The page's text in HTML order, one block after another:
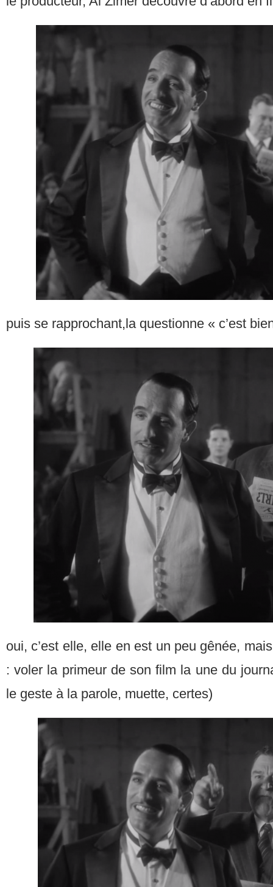
puis se rapprochant,la questionne « c’est
oui, c’est elle, elle en est un peu gênée,
: voler la primeur de son film la une du
le geste à la parole, muette, certes)